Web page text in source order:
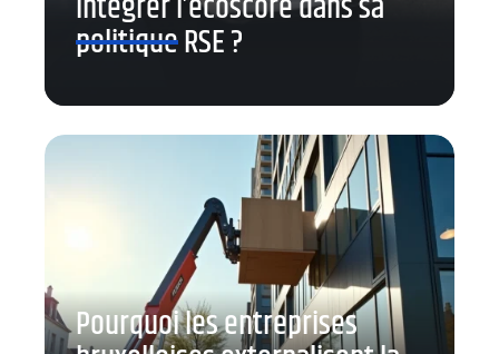
politique RSE ?
Pourquoi les entreprises